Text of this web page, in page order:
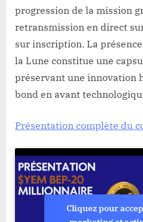
progression de la mission
retransmission en direct
sur inscription. La
la Lune constitue une
préservant une innovation
bond en avant
Présentation complète du
Cliquez pour